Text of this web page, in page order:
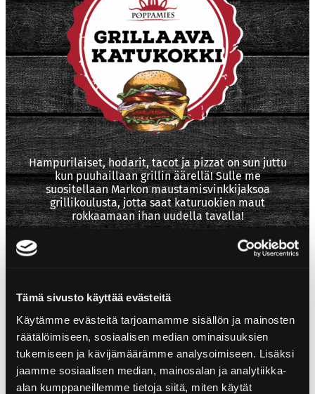
Tämä sivusto käyttää evästeitä
Käytämme evästeitä tarjoamamme sisällön ja mainosten
räätälöimiseen, sosiaalisen median ominaisuuksien
tukemiseen ja kävijämäärämme analysoimiseen. Lisäksi
jaamme sosiaalisen median, mainosalan ja analytiikka-
alan kumppaneillemme tietoja siitä, miten käytät
Hampurilaiset, hodarit, tacot ja pizzat on sun juttu
kun puuhaillaan grillin äärellä! Sulle me
suositellaan Markon maustamisvinkkijaksoa
grillikoulusta, jotta saat katuruokien maut
rokkaamaan ihan uudella tavalla!